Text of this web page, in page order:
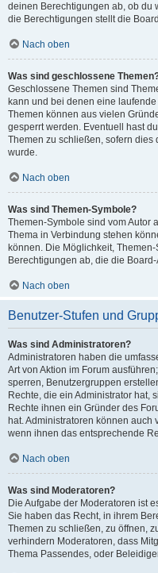
deinen Berechtigungen ab, ob du
die Berechtigungen stellt die
Nach oben
Was sind geschlossene
Geschlossene Themen sind
kann und bei denen eine
Themen können aus vielen
gesperrt werden. Eventuell hast
Themen zu schließen, sofern
wurde.
Nach oben
Was sind Themen-Symbole?
Themen-Symbole sind vom Autor
Thema in Verbindung stehen
können. Die Möglichkeit,
Berechtigungen ab, die die
Nach oben
Benutzer-Stufen und
Was sind Administratoren?
Administratoren haben die
Art von Aktion im Forum
sperren, Benutzergruppen
Rechte, die ein Administrator hat,
Rechte ihnen ein Gründer des
hat. Administratoren können
wenn ihnen das entsprechende
Nach oben
Was sind Moderatoren?
Die Aufgabe der Moderatoren ist
Sie haben das Recht, in ihrem
Themen zu schließen, zu öffnen,
verhindern Moderatoren, dass
Thema Passendes, oder